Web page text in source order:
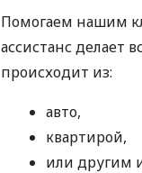
Помогаем нашим
ассистанс делает
происходит из:
авто,
квартирой,
или другим